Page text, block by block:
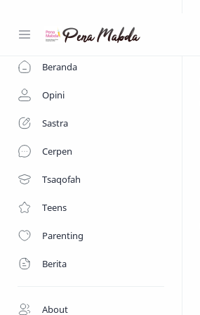
Beranda
Opini
Sastra
Cerpen
Tsaqofah
Teens
Parenting
Berita
About